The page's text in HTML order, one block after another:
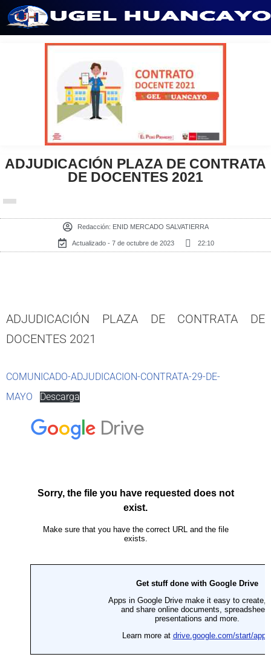
ADJUDICACIÓN PLAZA DE CONTRATA
DE DOCENTES 2021
Redacción: ENID MERCADO SALVATIERRA
Actualizado - 7 de octubre de 2023 22:10
ADJUDICACIÓN PLAZA DE CONTRATA DE
DOCENTES 2021
COMUNICADO-ADJUDICACION-CONTRATA-29-DE-
MAYO
Descarga